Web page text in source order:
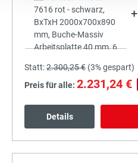
+
Statt:2.300,25 € (3%gespart)
Preis für alle: 2.231,24 €
Details